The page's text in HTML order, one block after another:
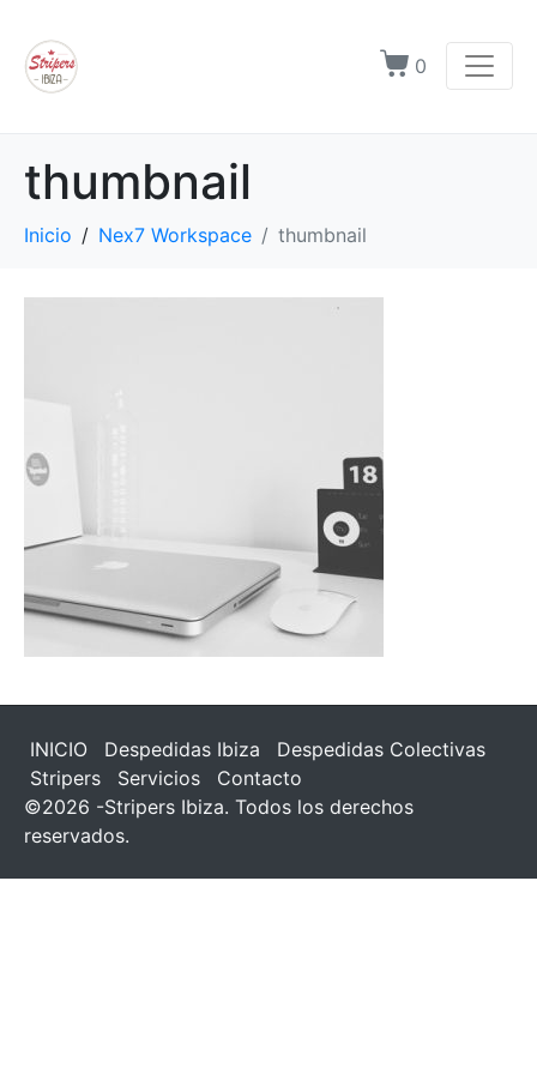
0
thumbnail
Inicio Nex7 Workspace thumbnail
INICIO Despedidas Ibiza
Despedidas Colectivas
Stripers
Servicios
Contacto
©2026 -Stripers Ibiza. Todos los derechos
reservados.